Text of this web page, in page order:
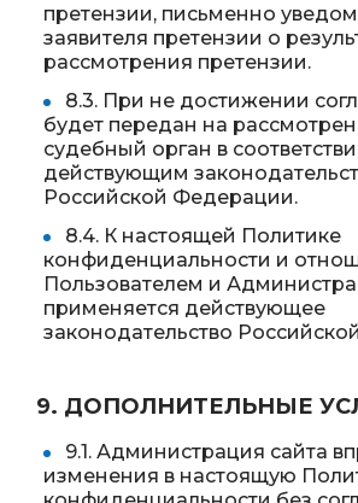
претензии, письменно
заявителя претензии о
рассмотрения претензии.
8.3. При не достижении
будет передан на
судебный орган в
действующим
Российской Федерации.
8.4. К настоящей Политике
конфиденциальности и
Пользователем и
применяется действующее
законодательство
9. ДОПОЛНИТЕЛЬНЫЕ
9.1. Администрация сайта
изменения в настоящую